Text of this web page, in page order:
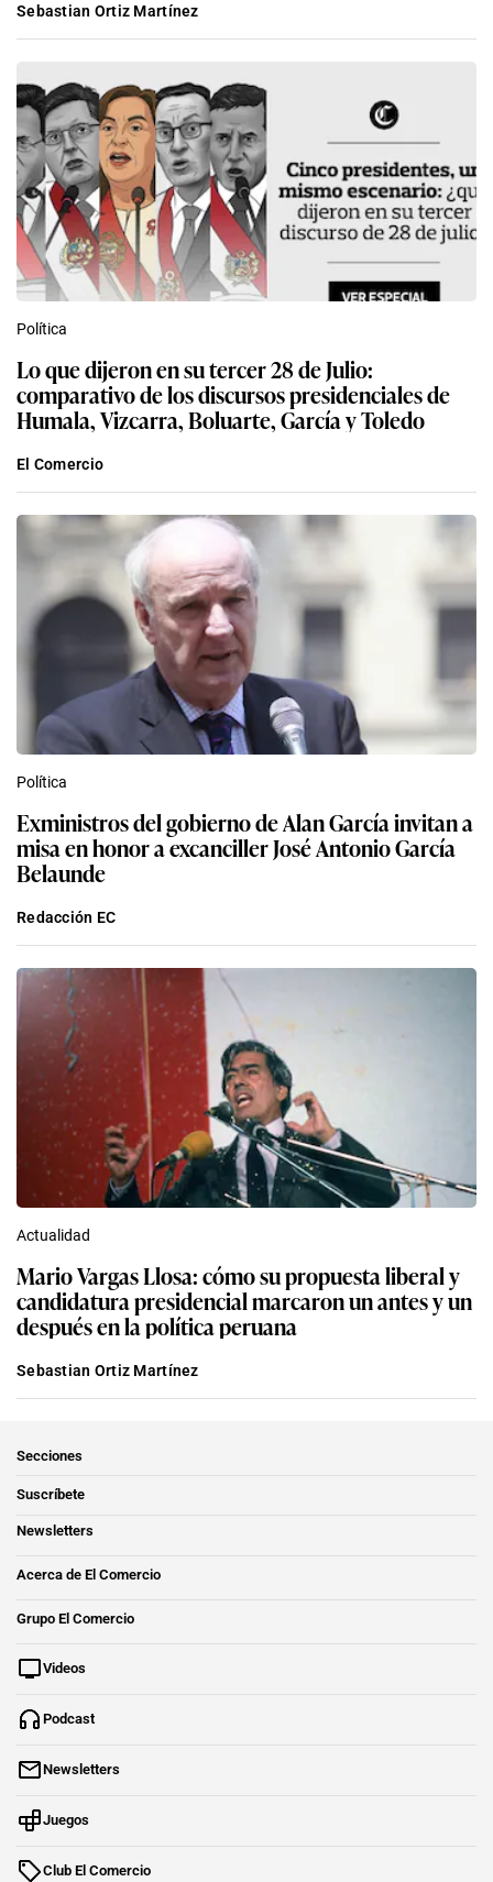
Sebastian Ortiz Martínez
Política
Lo que dijeron en su tercer 28 de Julio:
comparativo de los discursos presidenciales de
Humala, Vizcarra, Boluarte, García y Toledo
El Comercio
Política
Exministros del gobierno de Alan García invitan a
misa en honor a excanciller José Antonio García
Belaunde
Redacción EC
Actualidad
Mario Vargas Llosa: cómo su propuesta liberal y
candidatura presidencial marcaron un antes y un
después en la política peruana
Sebastian Ortiz Martínez
Secciones
Suscríbete
Newsletters
Acerca de El Comercio
Grupo El Comercio
Videos
Podcast
Newsletters
Juegos
Club El Comercio